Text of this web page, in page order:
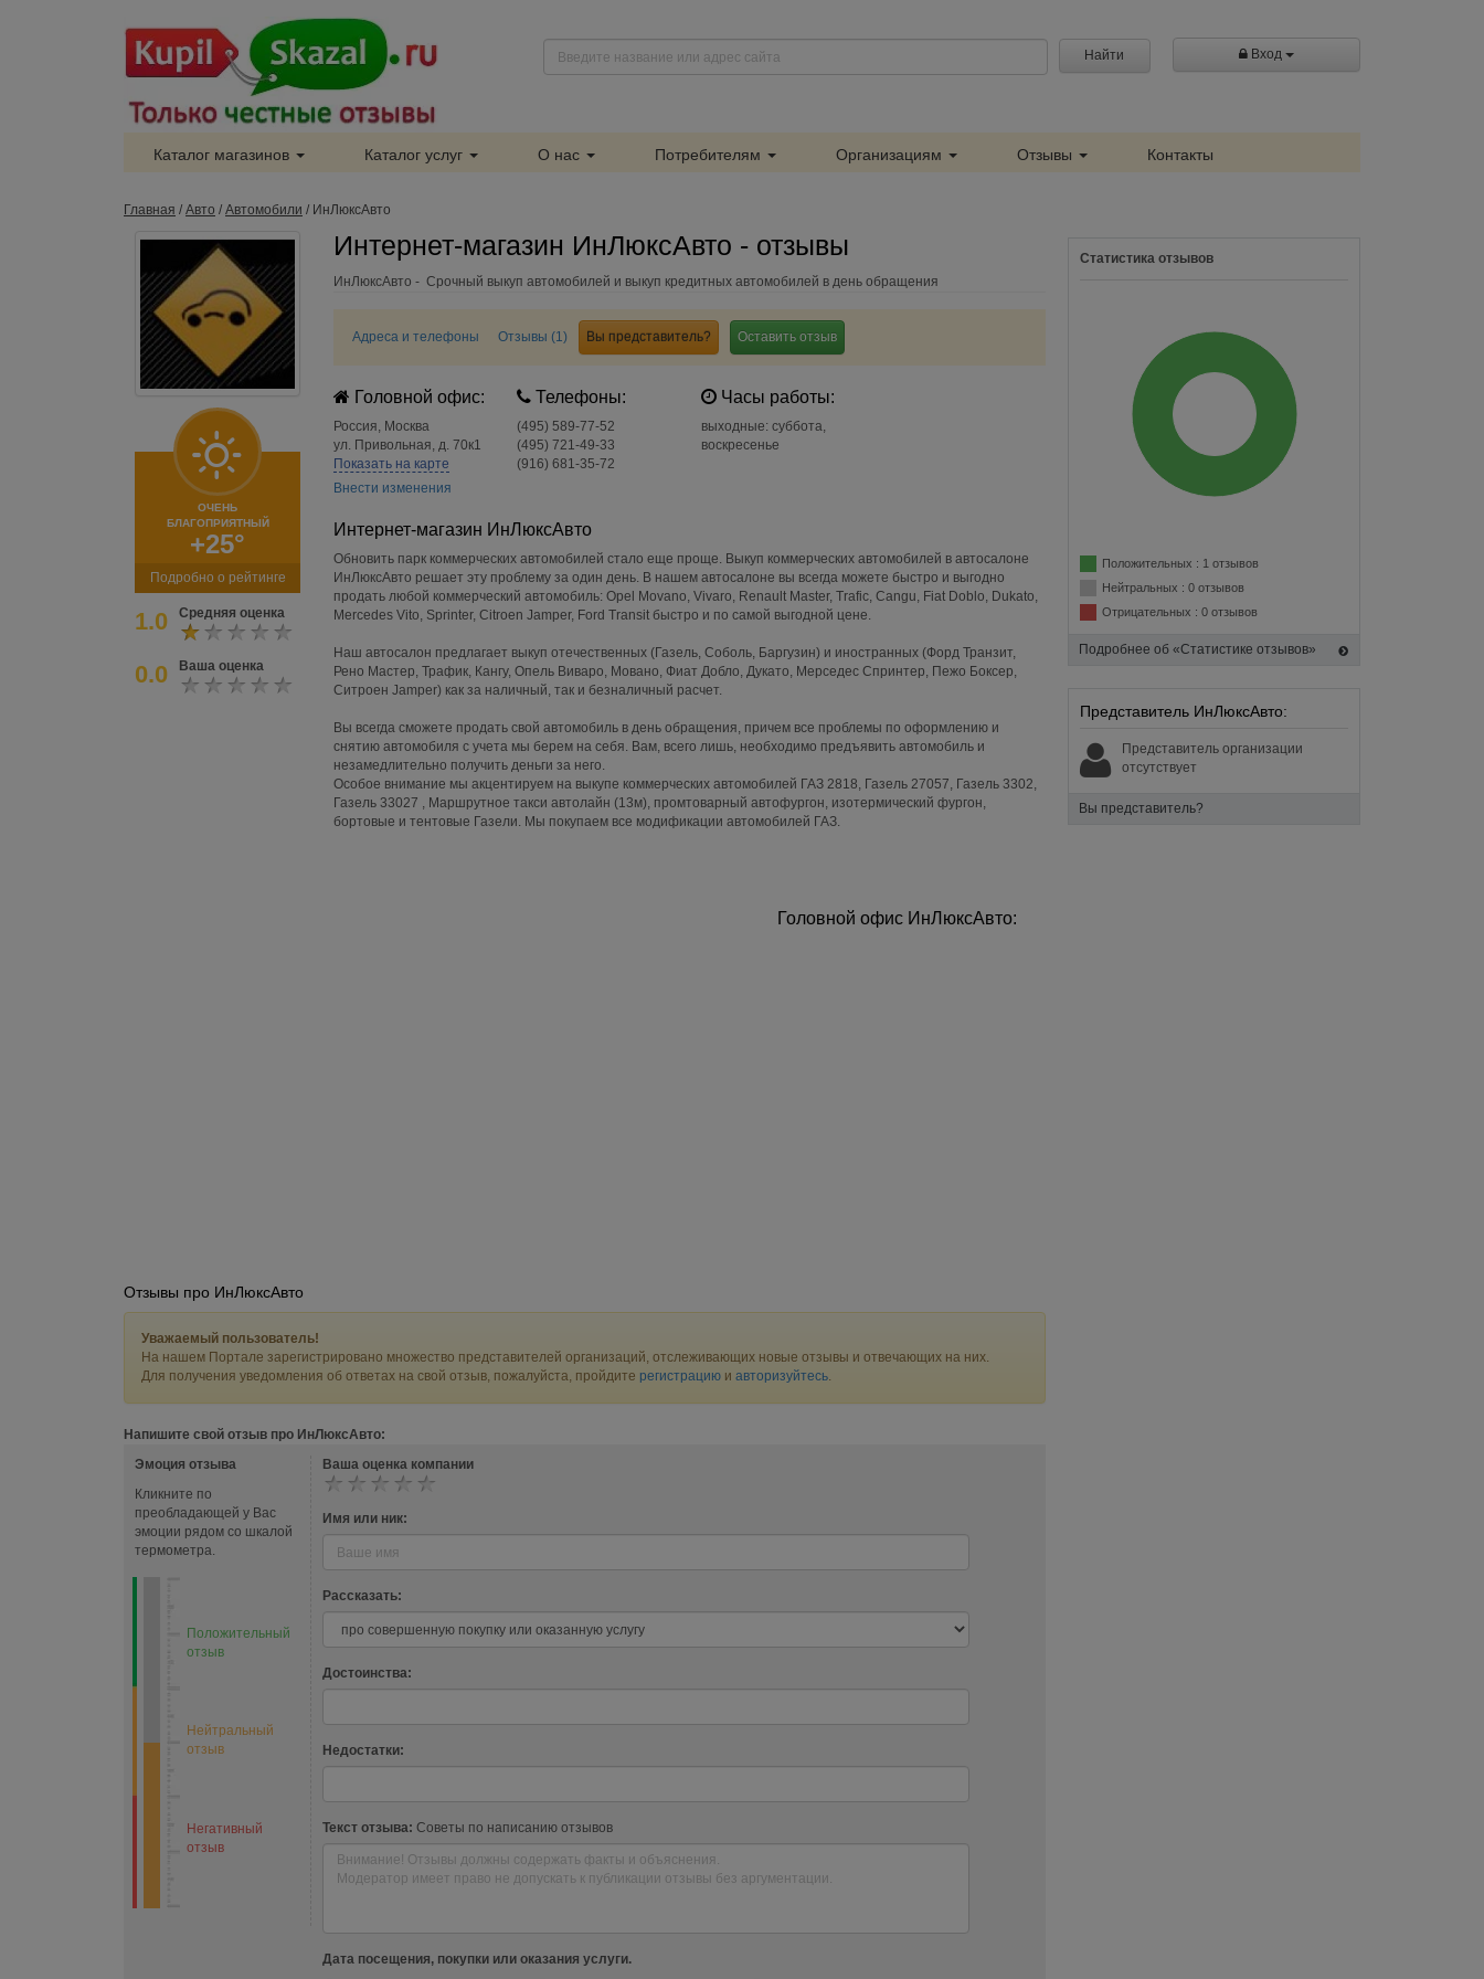
Найти Вход
Каталог магазинов Каталог услуг О нас Потребителям Организациям Отзывы Контакты
Главная / Авто / Автомобили / ИнЛюксАвто
ОЧЕНЬ
БЛАГОПРИЯТНЫЙ
+25°
Подробно о рейтинге
1.0 Средняя оценка
0.0 Ваша оценка
Интернет-магазин ИнЛюксАвто - отзывы
ИнЛюксАвто - Срочный выкуп автомобилей и выкуп кредитных автомобилей в день обращения
Адреса и телефоны Отзывы (1) Оставить отзыв
Вы представитель?
Головной офис:
Россия, Москва
ул. Привольная, д. 70к1
Показать на карте
Внести изменения
Телефоны:
(495) 589-77-52
(495) 721-49-33
(916) 681-35-72
Часы работы:
выходные: суббота,
воскресенье
Интернет-магазин ИнЛюксАвто
Обновить парк коммерческих автомобилей стало еще проще. Выкуп коммерческих автомобилей в автосалоне
ИнЛюксАвто решает эту проблему за один день. В нашем автосалоне вы всегда можете быстро и выгодно
продать любой коммерческий автомобиль: Opel Movano, Vivaro, Renault Master, Trafic, Cangu, Fiat Doblo, Dukato,
Mercedes Vito, Sprinter, Citroen Jamper, Ford Transit быстро и по самой выгодной цене.
Наш автосалон предлагает выкуп отечественных (Газель, Соболь, Баргузин) и иностранных (Форд Транзит,
Рено Мастер, Трафик, Кангу, Опель Виваро, Мовано, Фиат Добло, Дукато, Мерседес Спринтер, Пежо Боксер,
Ситроен Jamper) как за наличный, так и безналичный расчет.
Вы всегда сможете продать свой автомобиль в день обращения, причем все проблемы по оформлению и
снятию автомобиля с учета мы берем на себя. Вам, всего лишь, необходимо предъявить автомобиль и
незамедлительно получить деньги за него.
Особое внимание мы акцентируем на выкупе коммерческих автомобилей ГАЗ 2818, Газель 27057, Газель 3302,
Газель 33027 , Маршрутное такси автолайн (13м), промтоварный автофургон, изотермический фургон,
бортовые и тентовые Газели. Мы покупаем все модификации автомобилей ГАЗ.
Статистика отзывов
Положительных : 1 отзывов
Нейтральных : 0 отзывов
Отрицательных : 0 отзывов
Подробнее об «Статистике отзывов»
Представитель ИнЛюксАвто:
Представитель организации
отсутствует
Вы представитель?
Головной офис ИнЛюксАвто:
Отзывы про ИнЛюксАвто
Уважаемый пользователь!
На нашем Портале зарегистрировано множество представителей организаций, отслеживающих новые отзывы и отвечающих на них.
Для получения уведомления об ответах на свой отзыв, пожалуйста, пройдите регистрацию и авторизуйтесь.
Напишите свой отзыв про ИнЛюксАвто:
Эмоция отзыва
Кликните по
преобладающей у Вас
эмоции рядом со шкалой
термометра.
Положительный
отзыв
Нейтральный
отзыв
Негативный
отзыв
Ваша оценка компании
Имя или ник:
Рассказать:
Достоинства:
Недостатки:
Текст отзыва: Советы по написанию отзывов
Дата посещения, покупки или оказания услуги.